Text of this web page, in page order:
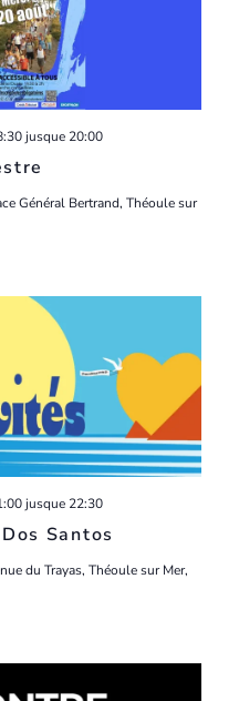
jusque 20:00
Général Bertrand, Théoule sur
Santos
jusque 22:30
du Trayas, Théoule sur Mer,